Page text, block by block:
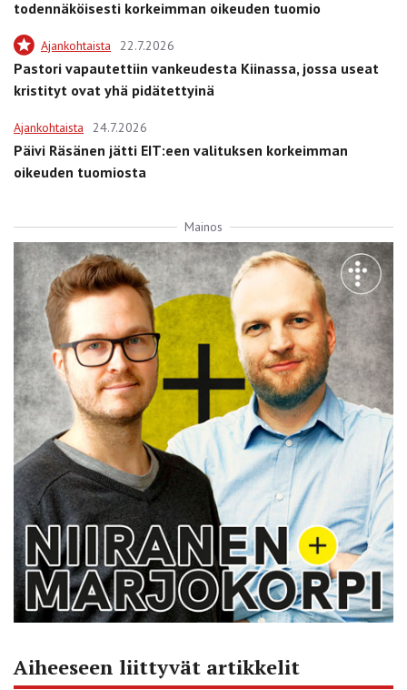
todennäköisesti korkeimman oikeuden tuomio
Ajankohtaista 22.7.2026
Pastori vapautettiin vankeudesta Kiinassa, jossa useat
kristityt ovat yhä pidätettyinä
Ajankohtaista 24.7.2026
Päivi Räsänen jätti EIT:een valituksen korkeimman
oikeuden tuomiosta
Mainos
Aiheeseen liittyvät artikkelit